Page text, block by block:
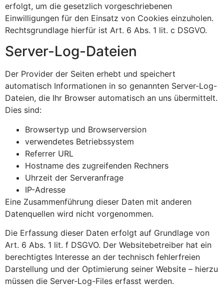
erfolgt, um die gesetzlich vorgeschriebenen
Einwilligungen für den Einsatz von Cookies einzuholen.
Rechtsgrundlage hierfür ist Art. 6 Abs. 1 lit. c DSGVO.
Server-Log-Dateien
Der Provider der Seiten erhebt und speichert
automatisch Informationen in so genannten Server-Log-
Dateien, die Ihr Browser automatisch an uns übermittelt.
Dies sind:
Browsertyp und Browserversion
verwendetes Betriebssystem
Referrer URL
Hostname des zugreifenden Rechners
Uhrzeit der Serveranfrage
IP-Adresse
Eine Zusammenführung dieser Daten mit anderen
Datenquellen wird nicht vorgenommen.
Die Erfassung dieser Daten erfolgt auf Grundlage von
Art. 6 Abs. 1 lit. f DSGVO. Der Websitebetreiber hat ein
berechtigtes Interesse an der technisch fehlerfreien
Darstellung und der Optimierung seiner Website – hierzu
müssen die Server-Log-Files erfasst werden.